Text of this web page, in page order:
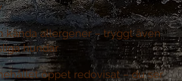
kända allergener –tryggt även
hundar
öppet redovisat –du ser